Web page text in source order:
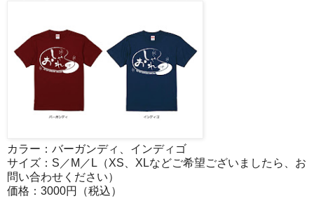
カラー：バーガンディ、インディゴ
サイズ：S／M／L（XS、XLなどご希望ございましたら、お
問い合わせください）
価格：3000円（税込）